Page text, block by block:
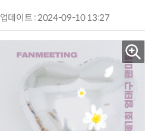
업데이트 : 2024-09-10 13:27